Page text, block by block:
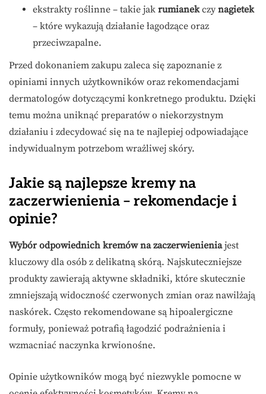
ekstrakty roślinne – takie jak rumianekczy nagietek
– które wykazują działanie łagodzące oraz
przeciwzapalne.
Przed dokonaniem zakupu zaleca się zapoznanie z
opiniami innych użytkowników oraz rekomendacjami
dermatologów dotyczącymi konkretnego produktu. Dzięki
temu można uniknąć preparatów o niekorzystnym
działaniu i zdecydować się na te najlepiej odpowiadające
indywidualnym potrzebom wrażliwej skóry.
Jakie są najlepsze kremy na
zaczerwienienia – rekomendacje i
opinie?
Wybór odpowiednich kremów na zaczerwienieniajest
kluczowy dla osób z delikatną skórą. Najskuteczniejsze
produkty zawierają aktywne składniki, które skutecznie
zmniejszają widoczność czerwonych zmian oraz nawilżają
naskórek. Często rekomendowane są hipoalergiczne
formuły, ponieważ potrafią łagodzić podrażnienia i
wzmacniać naczynka krwionośne.
Opinie użytkowników mogą być niezwykle pomocne w